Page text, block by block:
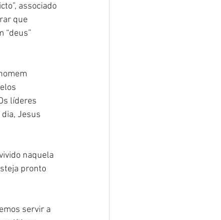
associado
que
“deus”
líderes
Jesus
naquela
pronto
servir a